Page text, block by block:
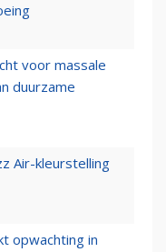
voor massale
duurzame
Air-kleurstelling
opwachting in